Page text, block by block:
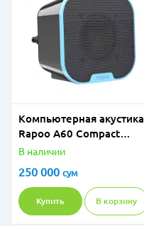
Компьютерная акустика
Rapoo A60 Compact
Stereo Speaker
В наличии
250 000 сум
Купить В корзину